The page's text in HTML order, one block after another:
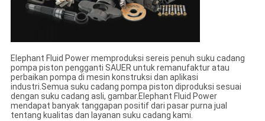
Elephant Fluid Power memproduksi sereis penuh suku cadang
pompa piston pengganti SAUER untuk remanufaktur atau
perbaikan pompa di mesin konstruksi dan aplikasi
industri.Semua suku cadang pompa piston diproduksi sesuai
dengan suku cadang asli, gambar.Elephant Fluid Power
mendapat banyak tanggapan positif dari pasar purna jual
tentang kualitas dan layanan suku cadang kami.